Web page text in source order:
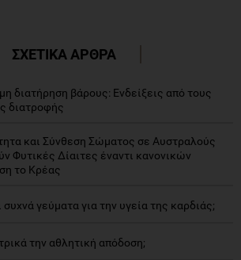
ΣΧΕΤΙΚΑ ΑΡΘΡΑ
διατήρηση βάρους: Ενδείξεις από τους
διατροφής
και Σύνθεση Σώματος σε Αυστραλούς
Φυτικές Δίαιτες έναντι κανονικών
το Κρέας
συχνά γεύματα για την υγεία της καρδιάς;
την αθλητική απόδοση;